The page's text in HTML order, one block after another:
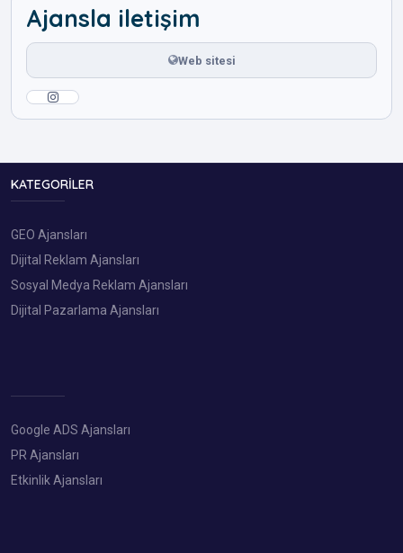
Ajansla iletişim
Web sitesi
KATEGORILER
GEO Ajansları
Dijital Reklam Ajansları
Sosyal Medya Reklam Ajansları
Dijital Pazarlama Ajansları
Google ADS Ajansları
PR Ajansları
Etkinlik Ajansları